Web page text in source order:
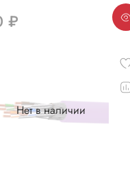
₽
Нет в наличии